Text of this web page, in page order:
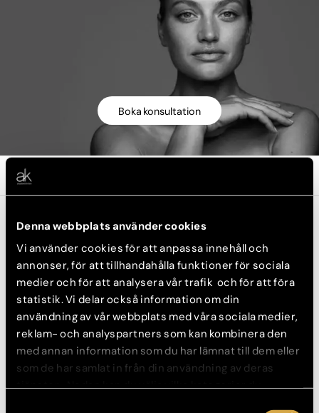
Denna webbplats använder cookies
Vi använder cookies för att anpassa innehåll och
annonser, för att tillhandahålla funktioner för sociala
medier och för att analysera vår trafik och för att föra
statistik. Vi delar också information om din
användning av vår webbplats med våra sociala medier,
reklam- och analyspartners som kan kombinera den
med annan information som du har lämnat till dem eller
som de har samlat in från din användning av deras
tjänster. Nedan kan du välja vilka kategorier du
Boka konsultation
Om trygghetsgaranti
Ärr är oundvikligt efter en operation, men med
AK ärrbehandling ger vi dina ärr de bästa
förutsättningar för att läka på minsta synbara
sätt.
Vi behandlar nya som gamla operationsärr med Fraxel laser
eller Dermapen för att förfina ärrets textur. Dessa behandlingar
stimulerar hudens kollagenproduktion och främjar läkningen av
ärren.